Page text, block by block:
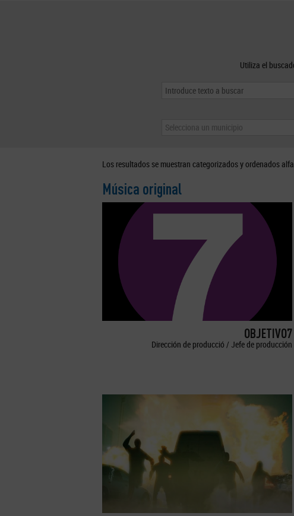
Utiliza el
Selecciona un municipio
Los resultados se muestran categorizados y ordenados
Música original
OBJETIVO7
Dirección de producció / Jefe de producción